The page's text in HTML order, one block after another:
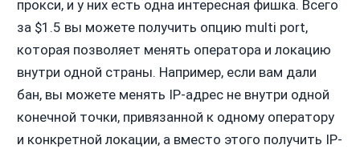
прокси, и у них есть одна интересная фишка. Всего
за $1.5 вы можете получить опцию multi port,
которая позволяет менять оператора и локацию
внутри одной страны. Например, если вам дали
бан, вы можете менять IP-адрес не внутри одной
конечной точки, привязанной к одному оператору
и конкретной локации, а вместо этого получить IP-